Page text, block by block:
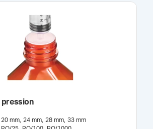
pression
20 mm 24 mm 28 mm 33 mm